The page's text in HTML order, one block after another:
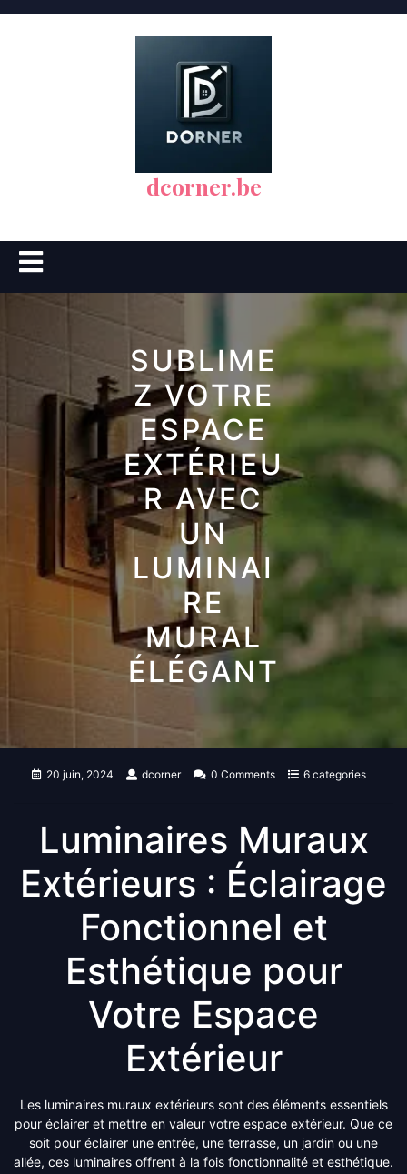
dcorner.be
Open
Button
SUBLIME
Z VOTRE
ESPACE
EXTÉRIEU
R AVEC
UN
LUMINAI
RE
MURAL
ÉLÉGANT
20 juin, 2024 dcorner 0 Comments 6 categories
Luminaires Muraux
Extérieurs : Éclairage
Fonctionnel et
Esthétique pour
Votre Espace
Extérieur
Les luminaires muraux extérieurs sont des éléments essentiels
pour éclairer et mettre en valeur votre espace extérieur. Que ce
soit pour éclairer une entrée, une terrasse, un jardin ou une
allée, ces luminaires offrent à la fois fonctionnalité et esthétique.